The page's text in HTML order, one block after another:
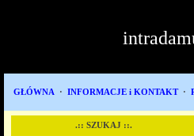
GŁÓWNA · INFORMACJE i KONTAKT ·
.:: SZUKAJ ::.